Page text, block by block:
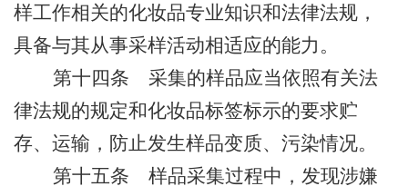
样工作相关的化妆品专业知识和法律法规，
具备与其从事采样活动相适应的能力 。
第十四条 采集的样品应当依照有关法
律法规的规定和化妆品标签标示的要求贮
存、运输 ，防止发生样品变质、污染情况。
第十五条 样品采集过程中，发现涉嫌